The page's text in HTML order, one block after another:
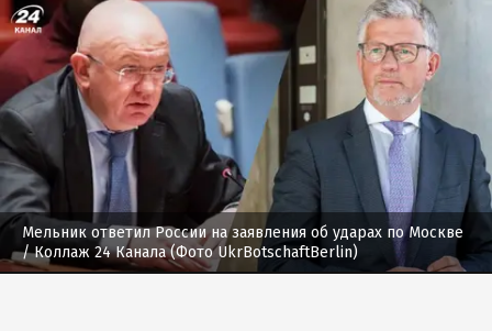
Мельник ответил России на заявления об ударах по Москве
/ Коллаж 24 Канала (Фото UkrBotschaftBerlin)